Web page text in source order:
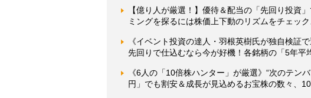
【億り人が厳選！】優待＆配当の「先回り投資
ミングを探るには株価上下動のリズムをチェッ
《イベント投資の達人・羽根英樹氏が独自検証
先回りで仕込むなら今が好機！各銘柄の「5年平
《6人の「10倍株ハンター」が厳選》“次のテン
円」でも割安＆成長が見込めるお宝株の数々、